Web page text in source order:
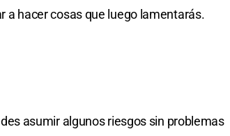
a hacer cosas que luego lamentarás.
asumir algunos riesgos sin problemas